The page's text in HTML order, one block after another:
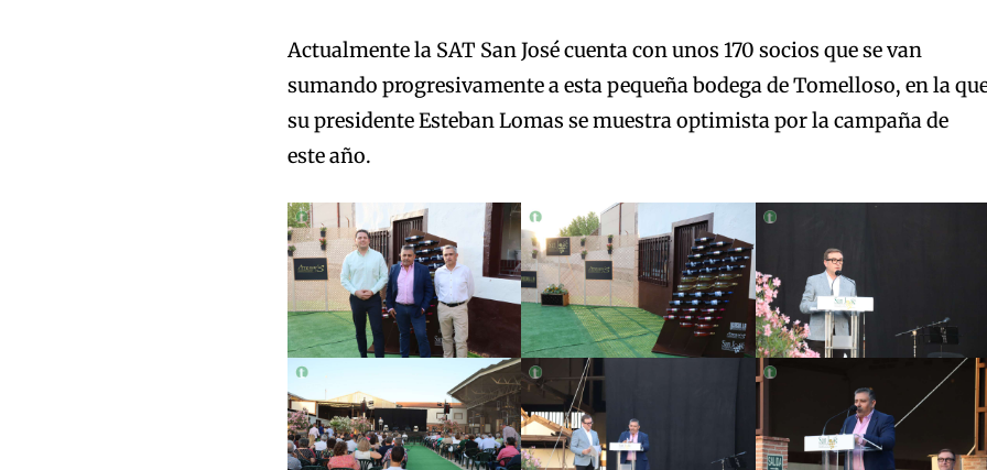
Actualmente la SAT San José cuenta con unos 170 socios que se van
sumando progresivamente a esta pequeña bodega de Tomelloso, en la
su presidente Esteban Lomas se muestra optimista por la campaña de
este año.